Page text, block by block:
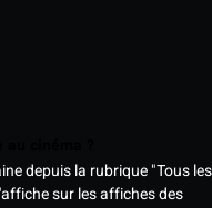
depuis la rubrique "Tous les
sur les affiches des